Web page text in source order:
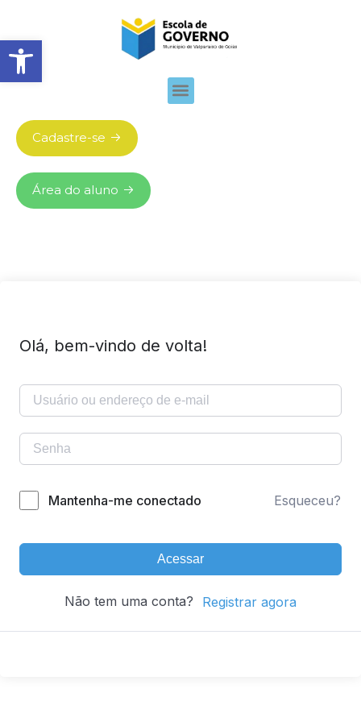
Abrir barra de ferramentas
Cadastre-se
Área do aluno
Olá, bem-vindo de volta!
Mantenha-me conectado Esqueceu?
Acessar
Não tem uma conta? Registrar agora